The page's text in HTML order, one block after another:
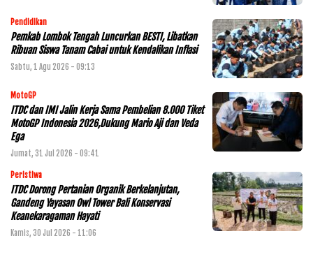
Pendidikan
Pemkab Lombok Tengah Luncurkan BESTI, Libatkan
Ribuan Siswa Tanam Cabai untuk Kendalikan Inflasi
Sabtu, 1 Agu 2026 - 09:13
MotoGP
ITDC dan IMI Jalin Kerja Sama Pembelian 8.000 Tiket
MotoGP Indonesia 2026,Dukung Mario Aji dan Veda
Ega
Jumat, 31 Jul 2026 - 09:41
Peristiwa
ITDC Dorong Pertanian Organik Berkelanjutan,
Gandeng Yayasan Owl Tower Bali Konservasi
Keanekaragaman Hayati
Kamis, 30 Jul 2026 - 11:06